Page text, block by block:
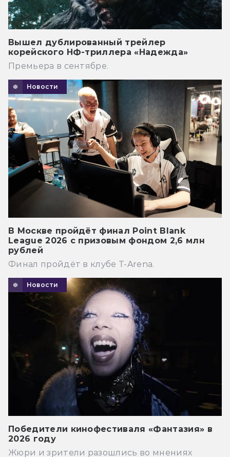
Вышел дублированный трейлер
корейского НФ-триллера «Надежда»
Премьера в сентябре.
Новости
В Москве пройдёт финал Point Blank
League 2026 с призовым фондом 2,6 млн
рублей
Финал пройдёт в клубе T-Arena.
Новости
Победители кинофестиваля «Фантазия» в
2026 году
Жюри и зрители разошлись во мнениях